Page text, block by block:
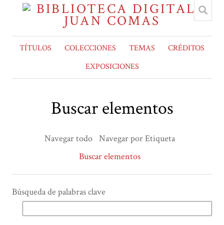
TÍTULOS COLECCIONES TEMAS
CRÉDITOS
EXPOSICIONES
Buscar elementos
Navegar todo Navegar por Etiqueta
Buscar elementos
Búsqueda de palabras clave